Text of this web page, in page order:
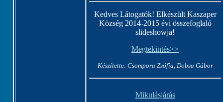
Kedves Látogatók! Elkészült Kaszaper
Község 2014-2015 évi összefoglaló
slideshowja!
Megtekintés>>
Készítette: Csompora Zsófia, Dobsa Gábor
Mikulásjárás